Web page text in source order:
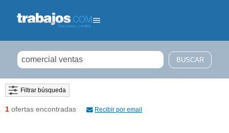
Filtrar búsqueda
1 ofertas encontradas Recibir por email